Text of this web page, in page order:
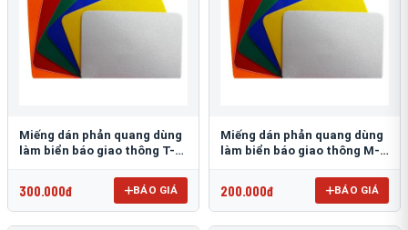
Miếng dán phản quang dùng
làm biển báo giao thông T-
300.000đ BÁO GIÁ
Miếng dán phản quang dùng
làm biển báo giao thông M-
200.000đ BÁO GIÁ